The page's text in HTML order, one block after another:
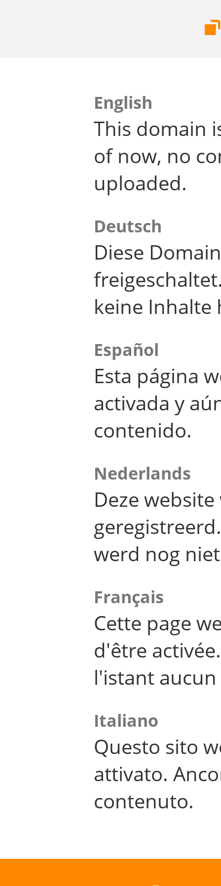
English
This domain
of now, no
uploaded.
Deutsch
Diese
keine Inhalte
Español
Esta página
activada y
contenido.
Nederlands
Deze
werd nog
Français
Cette page
d'être
l'istant
Italiano
Questo sito
attivato.
contenuto.